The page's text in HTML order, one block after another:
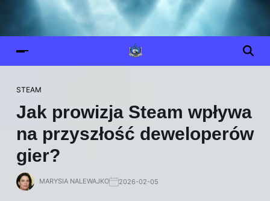
STEAM
Jak prowizja Steam wpływa
na przyszłość deweloperów
gier?
MARYSIA NALEWAJKO 2026-02-05